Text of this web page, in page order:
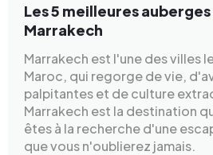
Les 5 meilleures
Marrakech
Marrakech est l'une des villes
Maroc, qui regorge de vie,
palpitantes et de culture
Marrakech est la destination
êtes à la recherche d'une
que vous n'oublierez jamais.